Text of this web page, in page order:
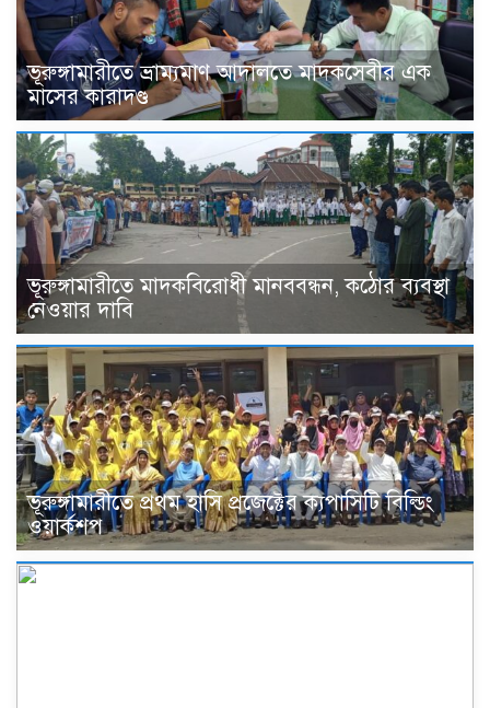
ভূরুঙ্গামারীতে ভ্রাম্যমাণ আদালতে মাদকসেবীর এক
মাসের কারাদণ্ড
ভূরুঙ্গামারীতে মাদকবিরোধী মানববন্ধন, কঠোর ব্যবস্থা
নেওয়ার দাবি
ভূরুঙ্গামারীতে প্রথম হাসি প্রজেক্টের ক্যপাসিটি বিল্ডিং
ওয়ার্কশপ